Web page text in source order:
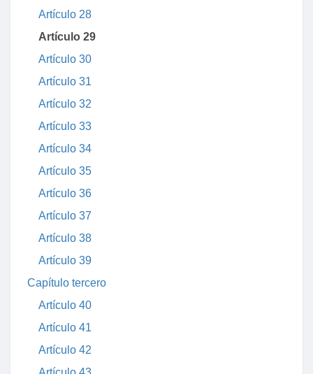
Artículo 28
Artículo 29
Artículo 30
Artículo 31
Artículo 32
Artículo 33
Artículo 34
Artículo 35
Artículo 36
Artículo 37
Artículo 38
Artículo 39
Capítulo tercero
Artículo 40
Artículo 41
Artículo 42